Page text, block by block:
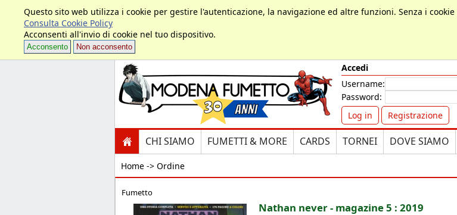
Questo sito web utilizza i cookie per gestire l'autenticazione, la navigazione ed altre funzioni. Senza i
Consulta Cookie Policy
Acconsenti all'invio di cookie nel tuo dispositivo.
Acconsento Non acconsento
Accedi
Username:
Password:
Log in
Registrazione
CHI SIAMO FUMETTI & MORE CARDS TORNEI DOVE SIAMO
Home -> Ordine
Fumetto
Nathan never - magazine 5 : 2019